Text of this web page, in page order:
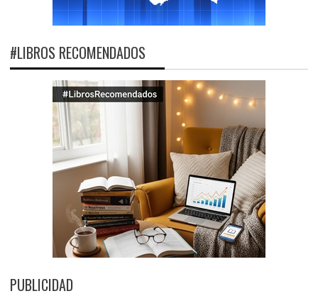
#LIBROS RECOMENDADOS
PUBLICIDAD